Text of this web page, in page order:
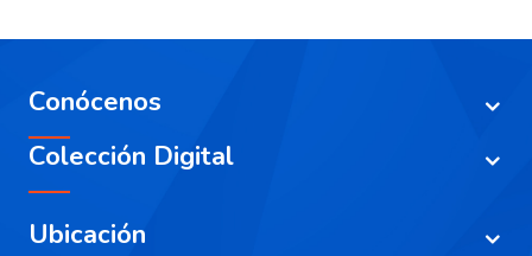
Conócenos
Colección Digital
Ubicación